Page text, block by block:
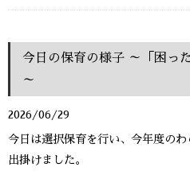
今日の保育の様子 ～「困っ
～
2026/06/29
今日は選択保育を行い、今年度の
出掛けました。